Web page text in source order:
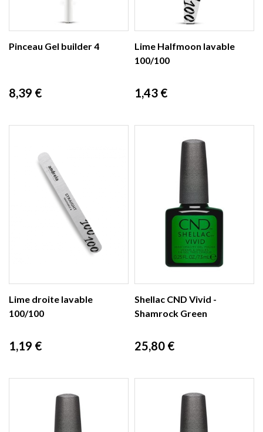
Pinceau Gel builder 4
Prix
8,39 €
Lime Halfmoon lavable
100/100
Prix
1,43 €
Lime droite lavable
100/100
Prix
1,19 €
Shellac CND Vivid -
Shamrock Green
Prix
25,80 €